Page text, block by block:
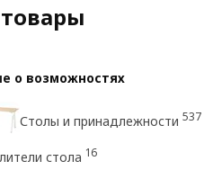
о возможностях
Столы и принадлежности 537
стола 16